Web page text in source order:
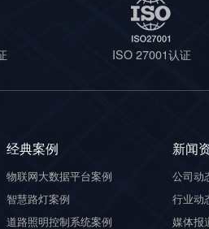
ISO 27001认证
经典案例
物联网大数据平台案例
智慧路灯案例
道路照明控制系统案例
新闻
公司动
行业动
媒体报